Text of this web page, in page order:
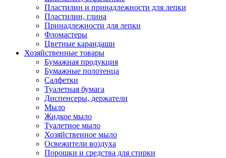
Пластилин и принадлежности для лепки
Пластилин, глина
Принадлежности для лепки
Фломастеры
Цветные карандаши
Хозяйственные товары
Бумажная продукция
Бумажные полотенца
Салфетки
Туалетная бумага
Диспенсеры, держатели
Мыло
Жидкое мыло
Туалетное мыло
Хозяйственное мыло
Освежители воздуха
Порошки и средства для стирки